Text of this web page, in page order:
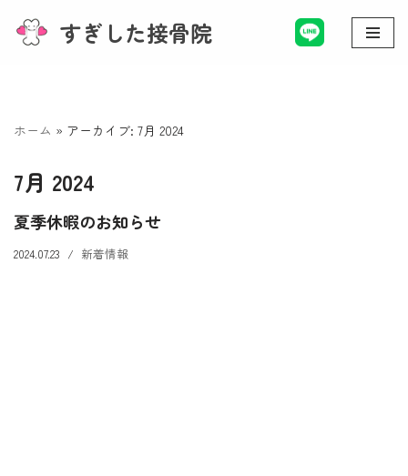
コ
ツ
ス
ッ
プ
すぎした接骨院
ホーム » アーカイブ: 7月 2024
7月 2024
夏季休暇のお知らせ
2024.07.23 新着情報